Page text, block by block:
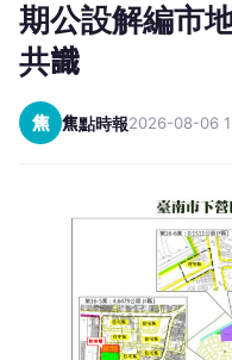
期公設解編市
共識
焦 焦點時報2026-08-06